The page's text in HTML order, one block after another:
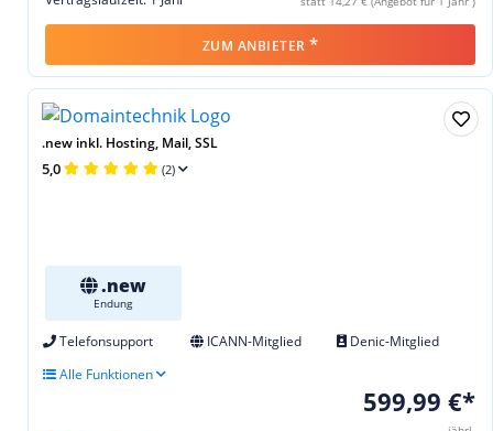
ZUM ANBIETER *
.new inkl. Hosting, Mail, SSL
5,0 (2)
.new
Endung
Telefonsupport ICANN-Mitglied
Denic-Mitglied
Alle Funktionen
599,99 €*